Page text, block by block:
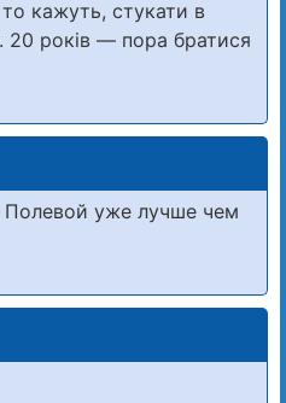
кажуть, стукати в
20 років — пора братися
уже лучше чем